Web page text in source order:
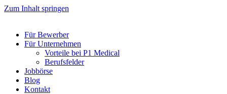
Zum Inhalt springen
Für Bewerber
Für Unternehmen
Vorteile bei P1 Medical
Berufsfelder
Jobbörse
Blog
Kontakt